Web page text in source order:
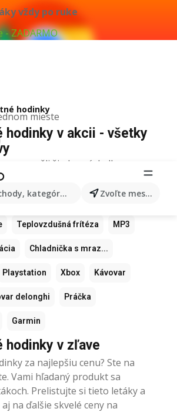
vždy po ruke
- ZADARMO
mieste
kategórie, produkty... Zvoľte mesto
hodinky
hodinky v akcii - všetky
nenašli žiadne výsledky.
produkty
Xiaomi Apple Watch
Teplovzdušná frítéza MP3
Chladnička s mraz...
Playstation Xbox Kávovar
delonghi Práčka
Garmin
hodinky v zľave
za najlepšiu cenu? Ste na
Vami hľadaný produkt sa
Prelistujte si tieto letáky a
na ďalšie skvelé ceny na